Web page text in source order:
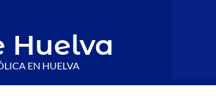
Huelva
EN HUELVA